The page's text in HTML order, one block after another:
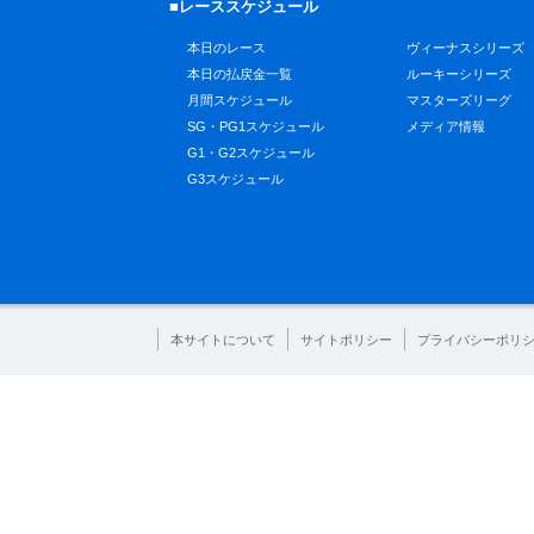
■レーススケジュール
本日のレース
本日の払戻金一覧
月間スケジュール
SG・PG1スケジュール
G1・G2スケジュール
G3スケジュール
ヴィーナスシリーズ
ルーキーシリーズ
マスターズリーグ
メディア情報
本サイトについて サイトポリシー プライバシーポリ